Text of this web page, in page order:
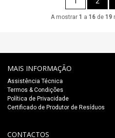
A mostrar 1 a 16 de 19
MAIS INFORMAÇÃO
Assistência Técnica
Termos & Condições
Política de Privacidade
Certificado de Produtor de Resíduos
CONTACTOS